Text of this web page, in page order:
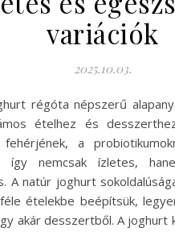
variációk
2025.10.03.
ételhez és
a
így nemcsak ízletes,
A natúr joghurt
ételekbe beépítsük,
akár desszertből. A joghurt